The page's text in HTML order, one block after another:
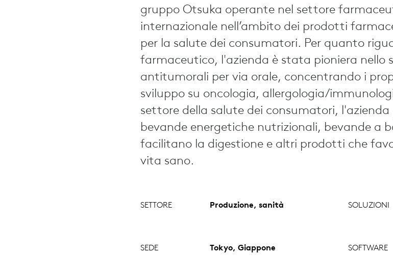
gruppo Otsuka operante nel settore
internazionale nell’ambito dei prodotti
per la salute dei consumatori. Per quanto
farmaceutico, l'azienda è stata pioniera nello
antitumorali per via orale, concentrando i
sviluppo su oncologia, allergologia/
settore della salute dei consumatori, l'azienda
bevande energetiche nutrizionali, bevande a
facilitano la digestione e altri prodotti che
vita sano.
SETTORE Produzione, sanità SOLUZIONI
SEDE Tokyo, Giappone SOFTWARE